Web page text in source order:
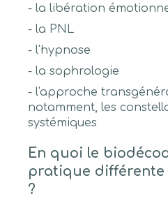
- la libération
- la PNL
- l'hypnose
- la sophrologie
- l'approche
notamment, les
systémiques
En quoi le
pratique différente
?